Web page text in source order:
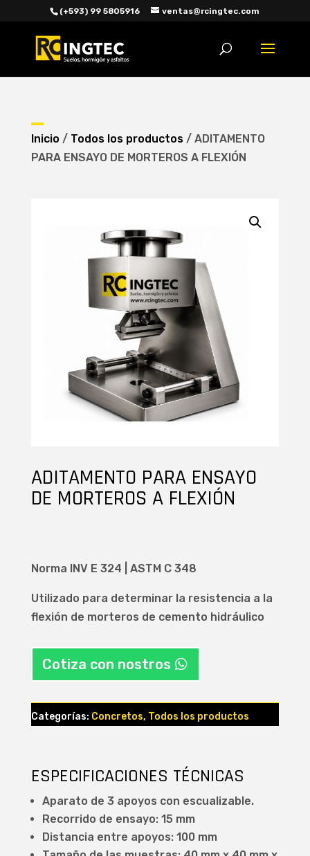
(+593) 99 5805916 ventas@rcingtec.com
Inicio / Todos los productos/ ADITAMENTO
PARA ENSAYO DE MORTEROS A FLEXIÓN
ADITAMENTO PARA ENSAYO
DE MORTEROS A FLEXIÓN
Norma INV E 324 | ASTM C 348
Utilizado para determinar la resistencia a la
flexión de morteros de cemento hidráulico
Cotiza con nostros
Categorías: Concretos, Todos los productos
ESPECIFICACIONES TÉCNICAS
Aparato de 3 apoyos con escualizable.
Recorrido de ensayo: 15 mm
Distancia entre apoyos: 100 mm